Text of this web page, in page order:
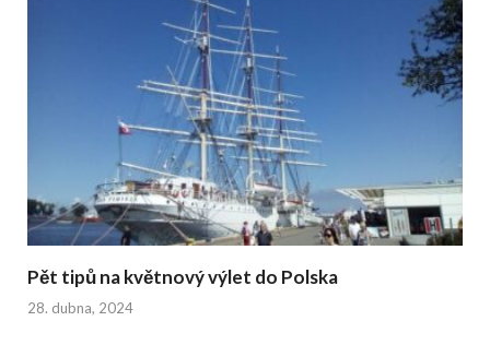
Pět tipů na květnový výlet do Polska
28. dubna, 2024